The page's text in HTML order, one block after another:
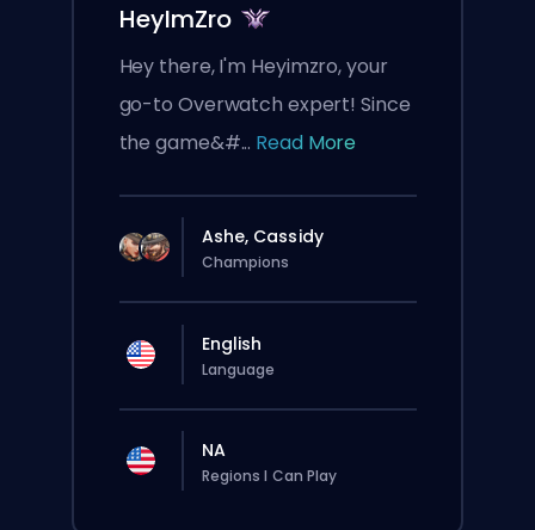
HeyImZro
Hey there, I'm Heyimzro, your
go-to Overwatch expert! Since
the game&#... Read More
Ashe, Cassidy
Champions
English
Language
NA
Regions I Can Play